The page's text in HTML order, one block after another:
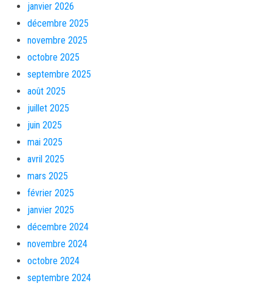
janvier 2026
décembre 2025
novembre 2025
octobre 2025
septembre 2025
août 2025
juillet 2025
juin 2025
mai 2025
avril 2025
mars 2025
février 2025
janvier 2025
décembre 2024
novembre 2024
octobre 2024
septembre 2024